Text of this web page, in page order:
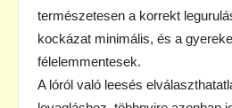
természetesen a korrekt
kockázat minimális, és a
félelemmentesek.
A lóról való leesés